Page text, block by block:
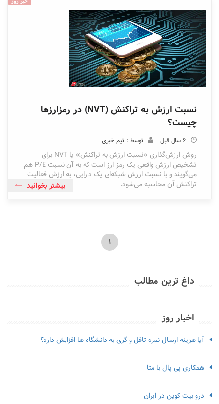
نسبت ارزش به تراکنش (NVT) در رمزارزها
چیست؟
6 سال قبل توسط : تیم خبری
روش ارزش‌گذاری «نسبت ارزش به تراکنش» یا NVT برای
تشخیص ارزش واقعی یک رمز ارز است که به آن نسبت P/E هم
می‌گویند و با نسبت ارزش شبکه‌ای یک دارایی، به ارزش فعالیت
تراکنش آن محاسبه می‌شود.
بیشتر بخوانید
1
داغ ترین مطالب
اخبار روز
آیا هزینه ارسال نمره تافل و گری به دانشگاه ها افزایش دارد؟
همکاری پی پال با متا
درو بیت کوین در ایران